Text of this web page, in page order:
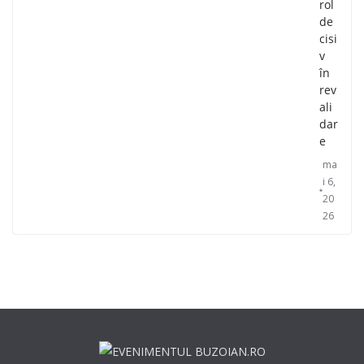
rol
de
cisi
v
în
rev
ali
dar
e
ma
i 6,
20
26